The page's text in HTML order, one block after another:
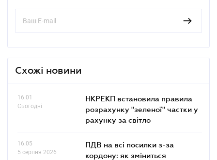
Схожі новини
16.01
Сьогодні
НКРЕКП встановила правила
розрахунку "зеленої" частки у
рахунку за світло
16.05
5 серпня 2026
ПДВ на всі посилки з-за
кордону: як зміниться